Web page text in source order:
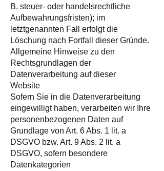
B. steuer- oder handelsrechtliche
Aufbewahrungsfristen); im
letztgenannten Fall erfolgt die
Löschung nach Fortfall dieser Gründe.
Allgemeine Hinweise zu den
Rechtsgrundlagen der
Datenverarbeitung auf dieser
Website
Sofern Sie in die Datenverarbeitung
eingewilligt haben, verarbeiten wir Ihre
personenbezogenen Daten auf
Grundlage von Art. 6 Abs. 1 lit. a
DSGVO bzw. Art. 9 Abs. 2 lit. a
DSGVO, sofern besondere
Datenkategorien